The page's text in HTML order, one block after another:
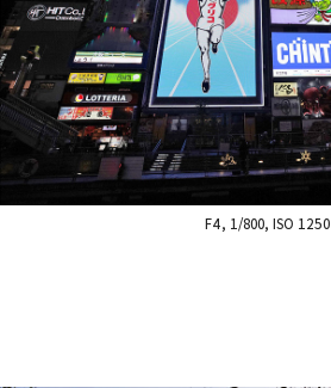
F4, 1/800, ISO 1250